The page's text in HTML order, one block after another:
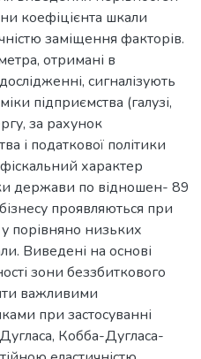
коефіцієнта шкали
заміщення факторів.
отримані в
сигналізують
підприємства (галузі,
за рахунок
і податкової політики
характер
держави по відношен- 89
проявляються при
порівняно низьких
Виведені на основі
зони беззбиткового
важливими
при застосуванні
Кобба-Дугласа-